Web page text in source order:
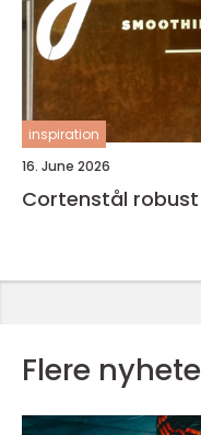
inspiration
16. June 2026
Flere